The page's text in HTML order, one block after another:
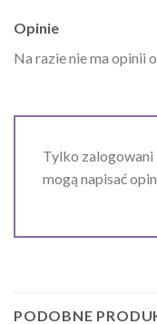
Opinie
Na razie nie ma opinii
Tylko
mogą napisać
PODOBNE